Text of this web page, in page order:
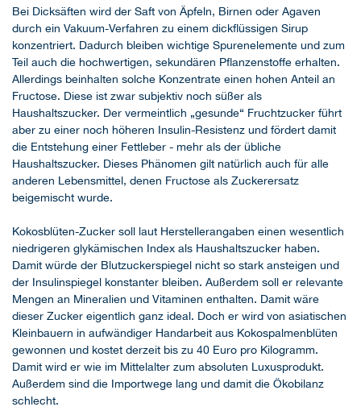
Bei Dicksäften wird der Saft von Äpfeln, Birnen oder Agaven
durch ein Vakuum-Verfahren zu einem dickflüssigen Sirup
konzentriert. Dadurch bleiben wichtige Spurenelemente und zum
Teil auch die hochwertigen, sekundären Pflanzenstoffe erhalten.
Allerdings beinhalten solche Konzentrate einen hohen Anteil an
Fructose. Diese ist zwar subjektiv noch süßer als
Haushaltszucker. Der vermeintlich „gesunde“ Fruchtzucker führt
aber zu einer noch höheren Insulin-Resistenz und fördert damit
die Entstehung einer Fettleber - mehr als der übliche
Haushaltszucker. Dieses Phänomen gilt natürlich auch für alle
anderen Lebensmittel, denen Fructose als Zuckerersatz
beigemischt wurde.
Kokosblüten-Zucker soll laut Herstellerangaben einen wesentlich
niedrigeren glykämischen Index als Haushaltszucker haben.
Damit würde der Blutzuckerspiegel nicht so stark ansteigen und
der Insulinspiegel konstanter bleiben. Außerdem soll er relevante
Mengen an Mineralien und Vitaminen enthalten. Damit wäre
dieser Zucker eigentlich ganz ideal. Doch er wird von asiatischen
Kleinbauern in aufwändiger Handarbeit aus Kokospalmenblüten
gewonnen und kostet derzeit bis zu 40 Euro pro Kilogramm.
Damit wird er wie im Mittelalter zum absoluten Luxusprodukt.
Außerdem sind die Importwege lang und damit die Ökobilanz
schlecht.